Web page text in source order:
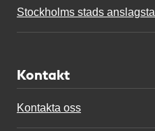
Stockholms stads
Kontakt
Kontakta oss